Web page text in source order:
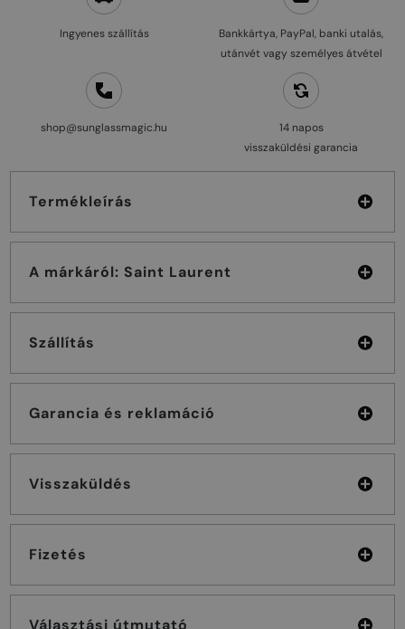
Ingyenes szállítás
Bankkártya, PayPal, banki utalás,
utánvét vagy személyes átvétel
shop@sunglassmagic.hu
14 napos
visszaküldési garancia
Termékleírás
A márkáról: Saint Laurent
Szállítás
Garancia és reklamáció
Visszaküldés
Fizetés
Választási útmutató